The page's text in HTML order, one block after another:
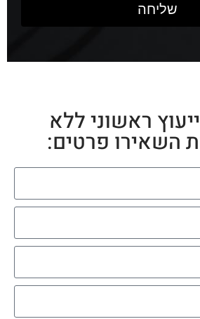
שליחה
ראשוני ללא
השאירו פרטים: